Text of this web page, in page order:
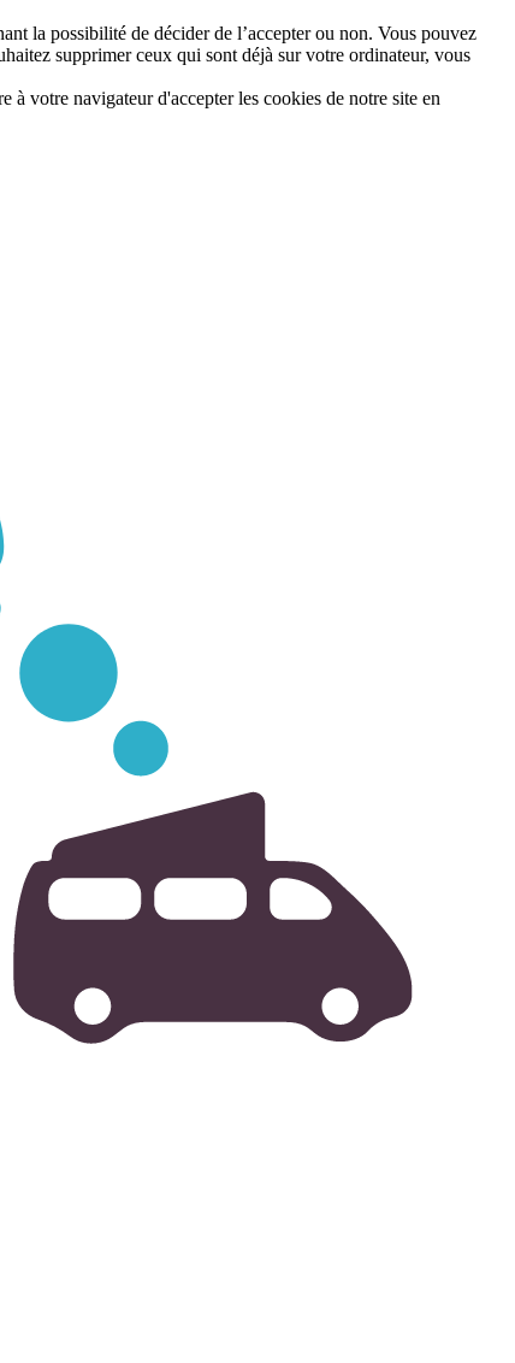
la possibilité de décider de l’accepter ou non. Vous pouvez
supprimer ceux qui sont déjà sur votre ordinateur, vous
à votre navigateur d'accepter les cookies de notre site en